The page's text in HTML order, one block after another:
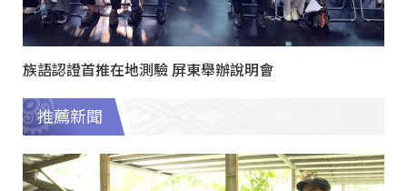
族語認證首推在地測驗 屏東舉辦說明會
推薦新聞